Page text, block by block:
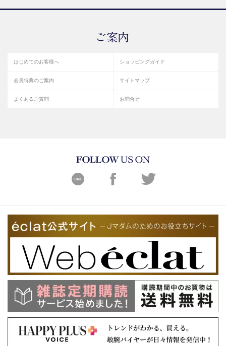
はじめてのお客様へ ショッピングガイド
会員特典のご案内 サイトマップ
よくあるご質問 お問合せ